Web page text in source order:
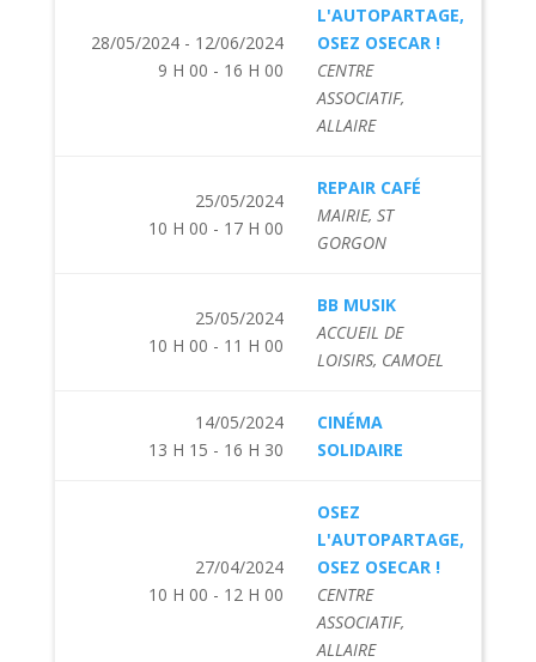
28/05/2024 - 12/06/2024
9 H 00 - 16 H 00
L'AUTOPARTAGE,
OSEZ OSECAR !
CENTRE
ASSOCIATIF,
ALLAIRE
25/05/2024
10 H 00 - 17 H 00
REPAIR CAFÉ
MAIRIE, ST
GORGON
25/05/2024
10 H 00 - 11 H 00
BB MUSIK
ACCUEIL DE
LOISIRS, CAMOEL
14/05/2024
13 H 15 - 16 H 30
CINÉMA
SOLIDAIRE
27/04/2024
10 H 00 - 12 H 00
OSEZ
L'AUTOPARTAGE,
OSEZ OSECAR !
CENTRE
ASSOCIATIF,
ALLAIRE